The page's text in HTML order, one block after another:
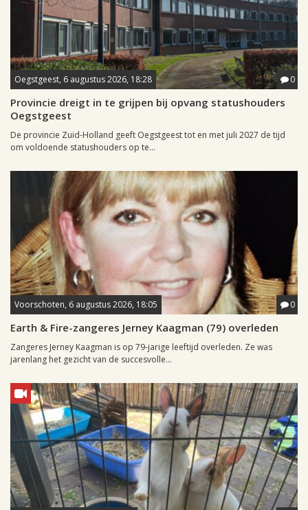
Oegstgeest, 6 augustus 2026, 18:28 0
Provincie dreigt in te grijpen bij opvang statushouders
Oegstgeest
De provincie Zuid-Holland geeft Oegstgeest tot en met juli 2027 de tijd
om voldoende statushouders op te...
Voorschoten, 6 augustus 2026, 18:05 0
Earth & Fire-zangeres Jerney Kaagman (79) overleden
Zangeres Jerney Kaagman is op 79-jarige leeftijd overleden. Ze was
jarenlang het gezicht van de succesvolle...